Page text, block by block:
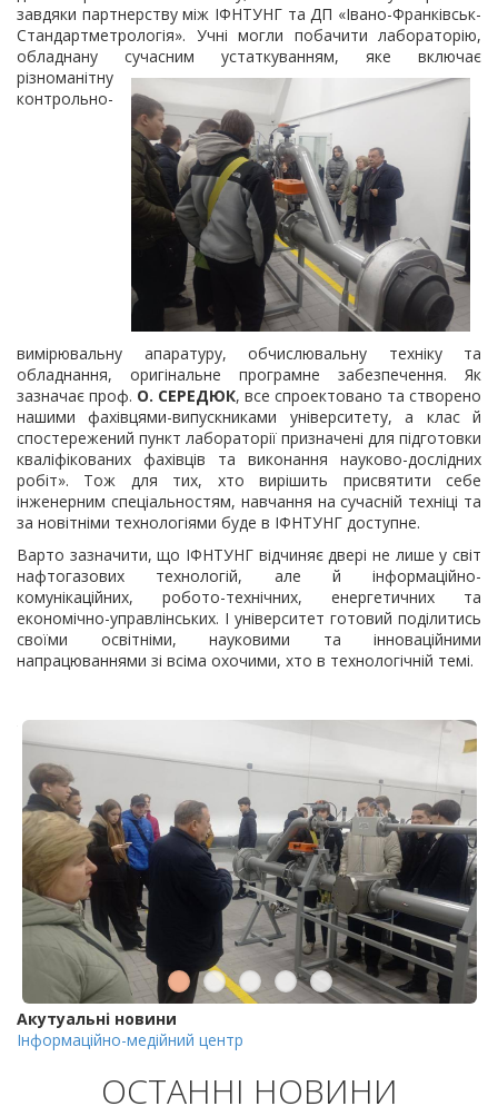
завдяки партнерству між ІФНТУНГ та ДП «Івано-Франківськ-
Стандартметрологія». Учні могли побачити лабораторію,
обладнану сучасним устаткуванням, яке включає
різноманітну
контрольно-
вимірювальну апаратуру, обчислювальну техніку та
обладнання, оригінальне програмне забезпечення. Як
зазначає проф. О. СЕРЕДЮК, все спроектовано та створено
нашими фахівцями-випускниками університету, а клас й
спостережений пункт лабораторії призначені для підготовки
кваліфікованих фахівців та виконання науково-дослідних
робіт». Тож для тих, хто вирішить присвятити себе
інженерним спеціальностям, навчання на сучасній техніці та
за новітніми технологіями буде в ІФНТУНГ доступне.
Варто зазначити, що ІФНТУНГ відчиняє двері не лише у світ
нафтогазових технологій, але й інформаційно-
комунікаційних, робото-технічних, енергетичних та
економічно-управлінських. І університет готовий поділитись
своїми освітніми, науковими та інноваційними
напрацюваннями зі всіма охочими, хто в технологічній темі.
Акутуальні новини
Інформаційно-медійний центр
ОСТАННІ НОВИНИ